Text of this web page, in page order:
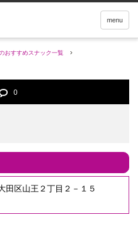
menu
おすすめスナック一覧
0
区山王２丁目２－１５